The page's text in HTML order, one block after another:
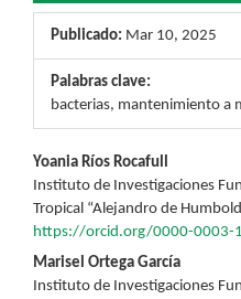
Publicado: Mar 10, 2025
Palabras clave:
bacterias, mantenimiento a
Contenido
principal
del
artículo
Yoania Ríos Rocafull
Instituto de Investigaciones
Tropical “Alejandro de
https://orcid.org/0000-0003-
Marisel Ortega García
Instituto de Investigaciones